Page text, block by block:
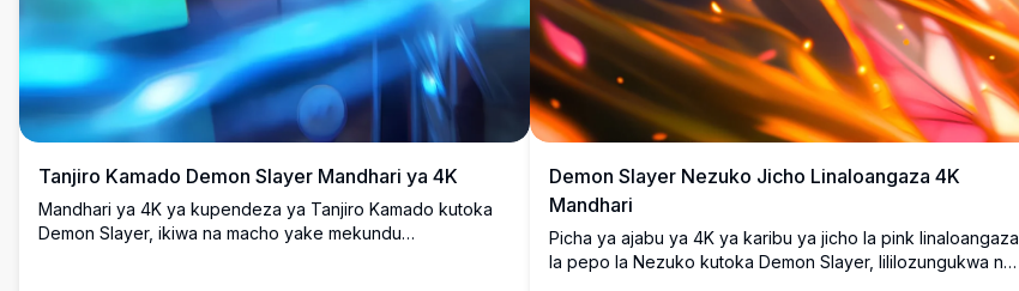
Tanjiro Kamado Demon Slayer Mandhari ya 4K
Mandhari ya 4K ya kupendeza ya Tanjiro Kamado kutoka
Demon Slayer, ikiwa na macho yake mekundu
Demon Slayer Nezuko Jicho Linaloangaza 4K
Mandhari
Picha ya ajabu ya 4K ya karibu ya jicho la pink linaloangaza
la pepo la Nezuko kutoka Demon Slayer, lililozungukwa na